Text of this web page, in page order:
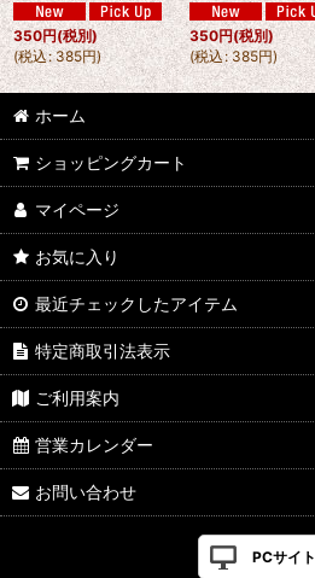
350円(税別)
(税込: 385円)
350円(税別)
(税込: 385円)
ホーム
ショッピングカート
マイページ
お気に入り
最近チェックしたアイテム
特定商取引法表示
ご利用案内
営業カレンダー
お問い合わせ
PCサイト